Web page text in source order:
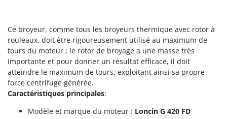
Taille-haies à bras pour tracteur
Tarières
Tondeuses à Gazon
Tondeuses autoportées
Tondeuses débroussailleuses thermiques
Trancheuses
KitchenAid
Komo
L
Laica
Lampacrescia - MGM
Ce broyeur, comme tous les broyeurs thermique avec rotor à
rouleaux, doit être rigoureusement utilisé au maximum de
tours du moteur ; le rotor de broyage a une masse très
importante et pour donner un résultat efficace, il doit
atteindre le maximum de tours, exploitant ainsi sa propre
force centrifuge générée.
Caractéristiques principales:
Modèle et marque du moteur : Loncin G 420 FD